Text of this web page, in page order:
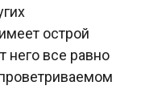
острой
него все равно